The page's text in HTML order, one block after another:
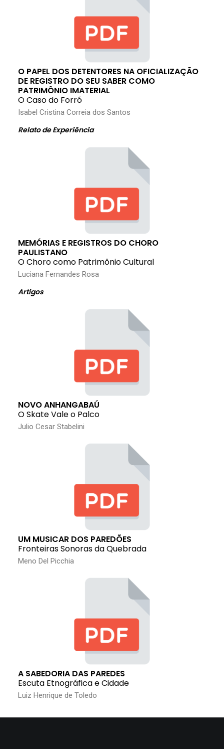
O PAPEL DOS DETENTORES NA OFICIALIZAÇÃO
DE REGISTRO DO SEU SABER COMO
PATRIMÔNIO IMATERIAL
O Caso do Forró
Isabel Cristina Correia dos Santos
Relato de Experiência
MEMÓRIAS E REGISTROS DO CHORO
PAULISTANO
O Choro como Patrimônio Cultural
Luciana Fernandes Rosa
Artigos
NOVO ANHANGABAÚ
O Skate Vale o Palco
Julio Cesar Stabelini
UM MUSICAR DOS PAREDÕES
Fronteiras Sonoras da Quebrada
Meno Del Picchia
A SABEDORIA DAS PAREDES
Escuta Etnográfica e Cidade
Luiz Henrique de Toledo